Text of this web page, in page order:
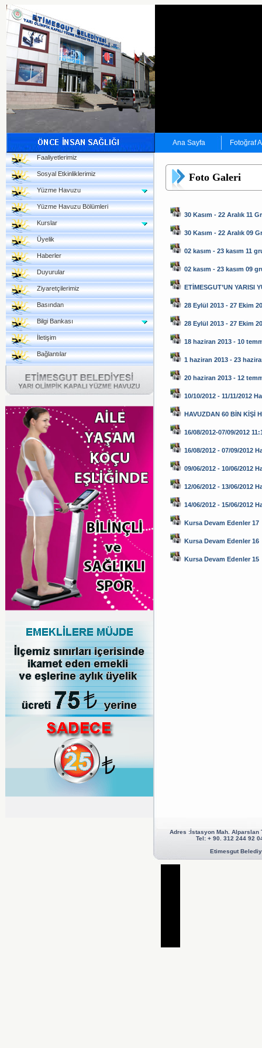
Ana Sayfa Fotoğraf
Faaliyetlerimiz
Sosyal Etkinliklerimiz
Yüzme Havuzu
Yüzme Havuzu Bölümleri
Kurslar
Üyelik
Haberler
Duyurular
Ziyaretçilerimiz
Basından
Bilgi Bankası
İletişim
Bağlantılar
Foto Galeri
30 Kasım - 22 Aralık 11
30 Kasım - 22 Aralık 09
02 kasım - 23 kasım 11
02 kasım - 23 kasım 09
ETİMESGUT’UN YARISI
28 Eylül 2013 - 27 Ekim
28 Eylül 2013 - 27 Ekim
18 haziran 2013 - 10
1 haziran 2013 - 23
20 haziran 2013 - 12
10/10/2012 - 11/11/2012
HAVUZDAN 60 BİN KİŞİ
16/08/2012-07/09/2012
16/08/2012 - 07/09/2012
09/06/2012 - 10/06/2012
12/06/2012 - 13/06/2012
14/06/2012 - 15/06/2012
Kursa Devam Edenler 17
Kursa Devam Edenler 16
Kursa Devam Edenler 15
Adres :İstasyon Mah. Alparslan
Tel: + 90. 312 244 92
Etimesgut